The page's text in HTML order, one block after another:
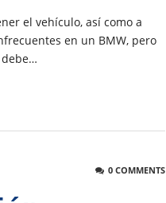
el vehículo, así como a
en un BMW, pero
debe…
0 COMMENTS